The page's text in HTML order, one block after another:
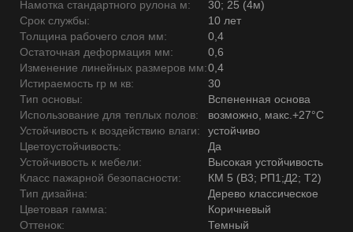
Намотка стандартного рулона м:
30; 25 (4м)
Срок службы:
10 лет
Толщина рабочего слоя мм:
0,4
Остаточная деформация мм:
0,6
Изменение линейных размеров мм:0,4
Истираемость гр м кв:
30
Тип основы:
Вспененная основа
Использование для теплых полов:
возможно, макс.+27°С
Устойчивость к воздействию влаги:
устойчиво
Цветоустойчивость:
Да
Устойчивость к мебели:
Высокая устойчивость
Класс пажарной безопасности:
КМ 5 (В3; РП1;Д2; Т2)
Тип дизайна:
Дерево классическое
Цветовая гамма:
Коричневый
Оттенок:
Темный